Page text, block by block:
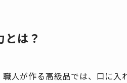
とは？
人が作る高級品では、口に